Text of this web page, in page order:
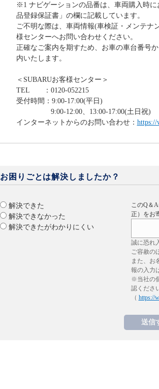
※1 ナビゲーションの品番は、車両購入時
品登録保証書」の欄に記載しています。
ご不明な際は、車両情報(車検証・メンテナ
様センターへお問い合わせください。
正確なご案内を期すため、お車の車台番号
内いたします。
＜SUBARUお客様センター＞
TEL ：0120-052215
受付時間：9:00-17:00(平日)
9:00-12:00、13:00-17:00(土日祝)
インターネットからのお問い合わせ： https://
お困りごとは解決しましたか？
解決できた
解決できなかった
解決できたがわかりにくい
このQ＆
正）をお
誠に恐れ
ご容赦の
また、お
報の入力
※当社の
認くださ
（ https://